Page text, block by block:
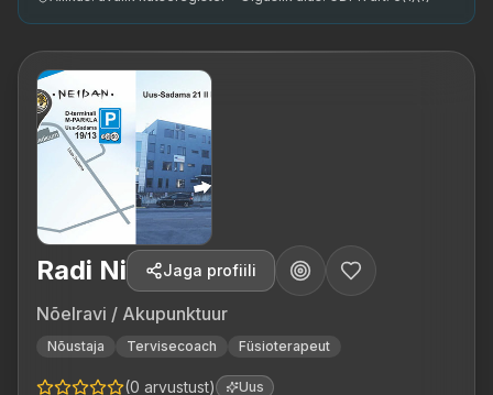
Radi Ni Jaga profiili
Nõelravi / Akupunktuur
Nõustaja Tervisecoach Füsioterapeut
(0 arvustust) Uus